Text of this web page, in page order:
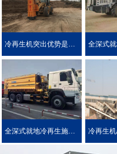
冷再生机突出优势是被用户喜爱的原因！
全深式就地冷再生施工中所使用的机械设施设备